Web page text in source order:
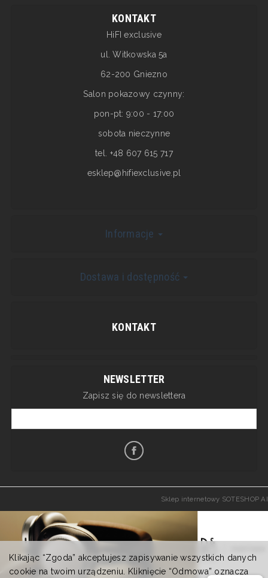
KONTAKT
HiFI exclusive
ul. Witkowska 5a
62-200 Gniezno
Salon pokazowy czynny:
pon-pt: 9:00 - 17:00
sobota nieczynne
tel. +48 607 615 717
esklep@hifiexclusive.pl
Informacje
Dostawa i dostępność
KONTAKT
NEWSLETTER
Zapisz się do newslettera
Sklep internetowy SOTESHOP AI
Klikając “Zgoda” akceptujesz zapisywanie wszystkich danych
cookie na twoim urządzeniu. Kliknięcie “Odmowa” oznacza